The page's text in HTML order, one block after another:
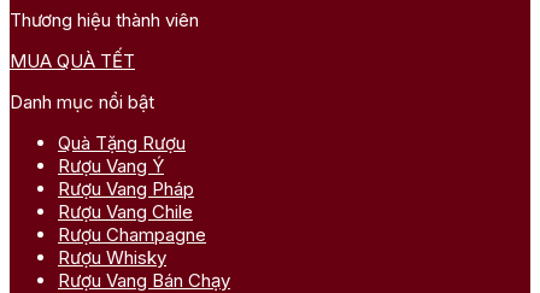
Thương hiệu thành viên
MUA QUÀ TẾT
Danh mục nổi bật
Quà Tặng Rượu
Rượu Vang Ý
Rượu Vang Pháp
Rượu Vang Chile
Rượu Champagne
Rượu Whisky
Rượu Vang Bán Chạy